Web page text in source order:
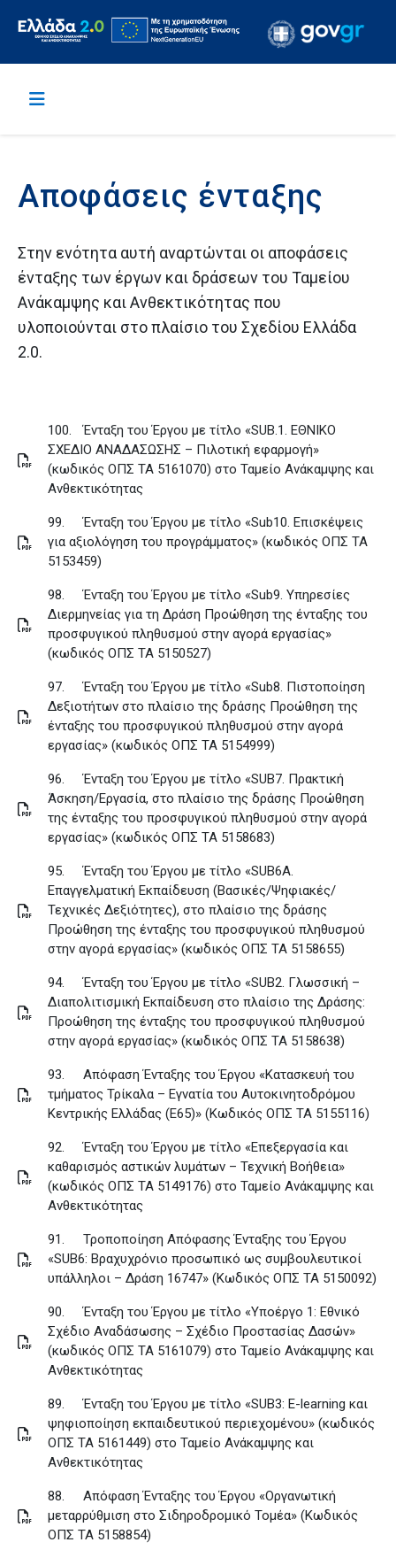
Αποφάσεις ένταξης
Στην ενότητα αυτή αναρτώνται οι αποφάσεις
ένταξης των έργων και δράσεων του Ταμείου
Ανάκαμψης και Ανθεκτικότητας που
υλοποιούνται στο πλαίσιο του Σχεδίου Ελλάδα
2.0.
100.
Ένταξη του Έργου με τίτλο «SUB.1. ΕΘΝΙΚΟ
ΣΧΕΔΙΟ ΑΝΑΔΑΣΩΣΗΣ – Πιλοτική εφαρμογή»
(κωδικός ΟΠΣ ΤΑ 5161070) στο Ταμείο Ανάκαμψης και
Ανθεκτικότητας
99.
Ένταξη του Έργου με τίτλο «Sub10. Επισκέψεις
για αξιολόγηση του προγράμματος» (κωδικός ΟΠΣ ΤΑ
5153459)
98.
Ένταξη του Έργου με τίτλο «Sub9. Υπηρεσίες
Διερμηνείας για τη Δράση Προώθηση της ένταξης του
προσφυγικού πληθυσμού στην αγορά εργασίας»
(κωδικός ΟΠΣ ΤΑ 5150527)
97.
Ένταξη του Έργου με τίτλο «Sub8. Πιστοποίηση
Δεξιοτήτων στο πλαίσιο της δράσης Προώθηση της
ένταξης του προσφυγικού πληθυσμού στην αγορά
εργασίας» (κωδικός ΟΠΣ ΤΑ 5154999)
96.
Ένταξη του Έργου με τίτλο «SUB7. Πρακτική
Άσκηση/Εργασία, στο πλαίσιο της δράσης Προώθηση
της ένταξης του προσφυγικού πληθυσμού στην αγορά
εργασίας» (κωδικός ΟΠΣ ΤΑ 5158683)
95.
Ένταξη του Έργου με τίτλο «SUB6Α.
Επαγγελματική Εκπαίδευση (Βασικές/Ψηφιακές/
Τεχνικές Δεξιότητες), στο πλαίσιο της δράσης
Προώθηση της ένταξης του προσφυγικού πληθυσμού
στην αγορά εργασίας» (κωδικός ΟΠΣ ΤΑ 5158655)
94.
Ένταξη του Έργου με τίτλο «SUB2. Γλωσσική –
Διαπολιτισμική Εκπαίδευση στο πλαίσιο της Δράσης:
Προώθηση της ένταξης του προσφυγικού πληθυσμού
στην αγορά εργασίας» (κωδικός ΟΠΣ ΤΑ 5158638)
93.
Απόφαση Ένταξης του Έργου «Κατασκευή του
τμήματος Τρίκαλα – Εγνατία του Αυτοκινητοδρόμου
Κεντρικής Ελλάδας (Ε65)» (Κωδικός ΟΠΣ ΤΑ 5155116)
92.
Ένταξη του Έργου με τίτλο «Επεξεργασία και
καθαρισμός αστικών λυμάτων – Τεχνική Βοήθεια»
(κωδικός ΟΠΣ ΤΑ 5149176) στο Ταμείο Ανάκαμψης και
Ανθεκτικότητας
91.
Τροποποίηση Απόφασης Ένταξης του Έργου
«SUB6: Βραχυχρόνιο προσωπικό ως συμβουλευτικοί
υπάλληλοι – Δράση 16747» (Κωδικός ΟΠΣ ΤΑ 5150092)
90.
Ένταξη του Έργου με τίτλο «Υποέργο 1: Εθνικό
Σχέδιο Αναδάσωσης – Σχέδιο Προστασίας Δασών»
(κωδικός ΟΠΣ ΤΑ 5161079) στο Ταμείο Ανάκαμψης και
Ανθεκτικότητας
89.
Ένταξη του Έργου με τίτλο «SUB3: E-learning και
ψηφιοποίηση εκπαιδευτικού περιεχομένου» (κωδικός
ΟΠΣ ΤΑ 5161449) στο Ταμείο Ανάκαμψης και
Ανθεκτικότητας
88.
Απόφαση Ένταξης του Έργου «Οργανωτική
μεταρρύθμιση στο Σιδηροδρομικό Τομέα» (Κωδικός
ΟΠΣ ΤΑ 5158854)